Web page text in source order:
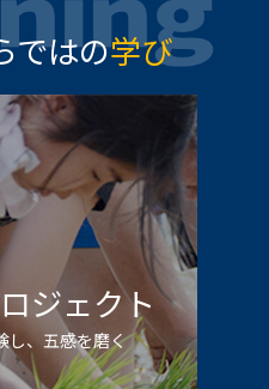
ではの学び
ジェクト
し、五感を磨く